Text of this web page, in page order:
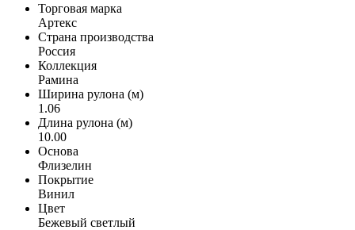
Торговая марка
Артекс
Страна производства
Россия
Коллекция
Рамина
Ширина рулона (м)
1.06
Длина рулона (м)
10.00
Основа
Флизелин
Покрытие
Винил
Цвет
Бежевый светлый